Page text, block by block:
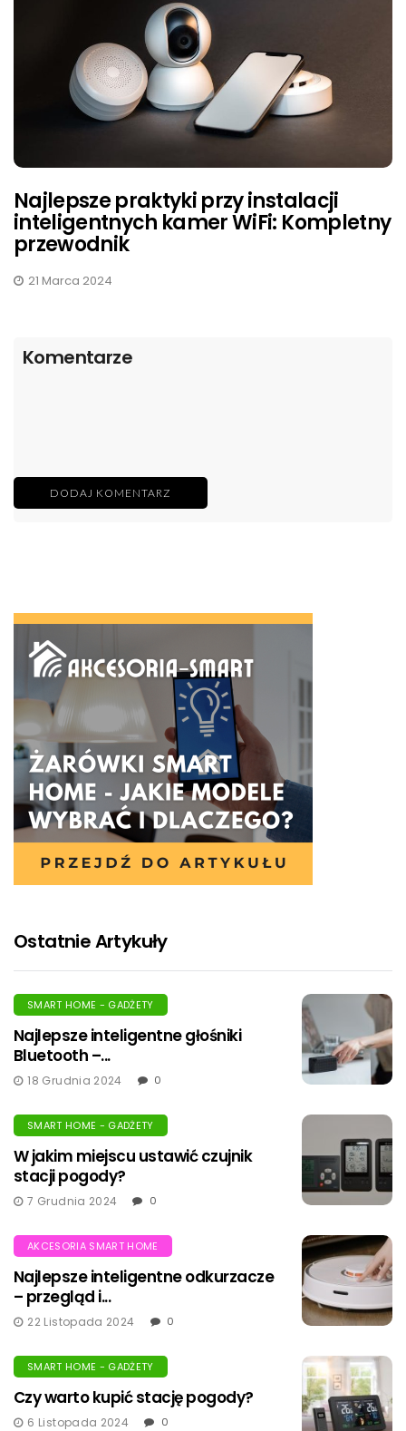
Najlepsze praktyki przy instalacji
inteligentnych kamer WiFi: Kompletny
przewodnik
21 Marca 2024
Komentarze
DODAJ KOMENTARZ
Ostatnie Artykuły
SMART HOME - GADŻETY
Najlepsze inteligentne głośniki
Bluetooth –...
18 Grudnia 2024 0
SMART HOME - GADŻETY
W jakim miejscu ustawić czujnik
stacji pogody?
7 Grudnia 2024 0
AKCESORIA SMART HOME
Najlepsze inteligentne odkurzacze
– przegląd i...
22 Listopada 2024 0
SMART HOME - GADŻETY
Czy warto kupić stację pogody?
6 Listopada 2024 0